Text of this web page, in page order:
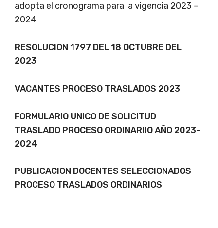
adopta el cronograma para la vigencia 2023 –
2024
RESOLUCION 1797 DEL 18 OCTUBRE DEL
2023
VACANTES PROCESO TRASLADOS 2023
FORMULARIO UNICO DE SOLICITUD
TRASLADO PROCESO ORDINARIIO AÑO 2023-
2024
PUBLICACION DOCENTES SELECCIONADOS
PROCESO TRASLADOS ORDINARIOS